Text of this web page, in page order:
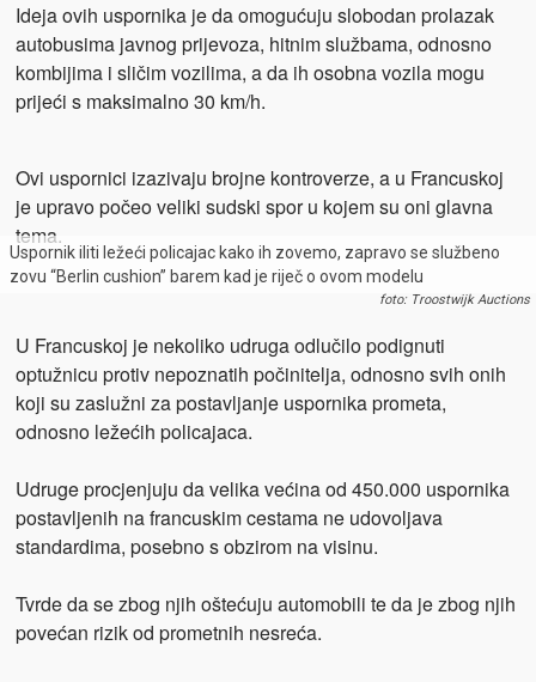
Ideja ovih uspornika je da omogućuju slobodan prolazak
autobusima javnog prijevoza, hitnim službama, odnosno
kombijima i sličim vozilima, a da ih osobna vozila mogu
prijeći s maksimalno 30 km/h.
Ovi uspornici izazivaju brojne kontroverze, a u Francuskoj
je upravo počeo veliki sudski spor u kojem su oni glavna
tema.
Uspornik iliti ležeći policajac kako ih zovemo, zapravo se službeno
zovu “Berlin cushion” barem kad je riječ o ovom modelu
foto: Troostwijk Auctions
U Francuskoj je nekoliko udruga odlučilo podignuti
optužnicu protiv nepoznatih počinitelja, odnosno svih onih
koji su zaslužni za postavljanje uspornika prometa,
odnosno ležećih policajaca.
Udruge procjenjuju da velika većina od 450.000 uspornika
postavljenih na francuskim cestama ne udovoljava
standardima, posebno s obzirom na visinu.
Tvrde da se zbog njih oštećuju automobili te da je zbog njih
povećan rizik od prometnih nesreća.